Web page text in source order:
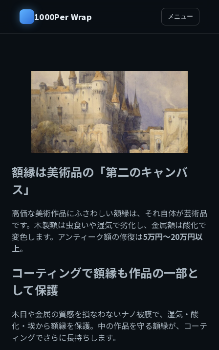
1000Per Wrap メニュー
額縁は美術品の「第二のキャンバ
ス」
高価な美術作品にふさわしい額縁は、それ自体が芸術品
です。木製額は虫食いや湿気で劣化し、金属額は酸化で
変色します。アンティーク額の修復は5万円〜20万円以
上。
コーティングで額縁も作品の一部と
して保護
木目や金属の質感を損なわないナノ被膜で、湿気・酸
化・埃から額縁を保護。中の作品を守る額縁が、コーテ
ィングでさらに長持ちします。